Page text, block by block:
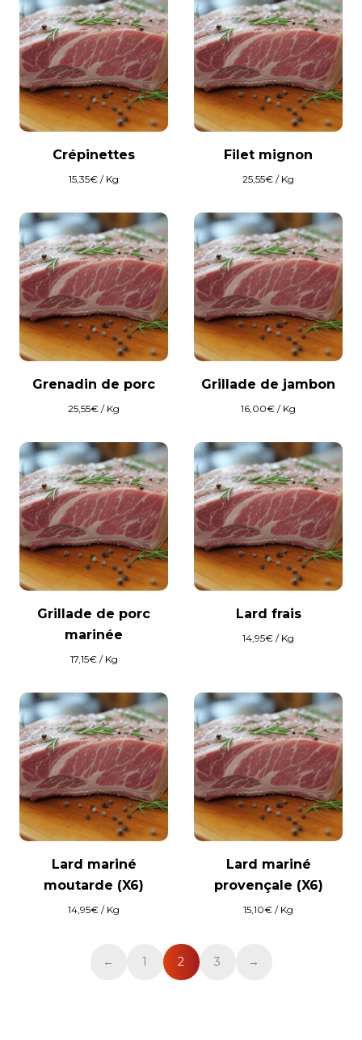
Crépinettes
15,35€ / Kg
Filet mignon
25,55€ / Kg
Grenadin de porc
25,55€ / Kg
Grillade de jambon
16,00€ / Kg
Grillade de porc
marinée
17,15€/ Kg
Lard frais
14,95€ / Kg
Lard mariné
moutarde (X6)
14,95€ / Kg
Lard mariné
provençale (X6)
15,10€ / Kg
← 1 2 3 →